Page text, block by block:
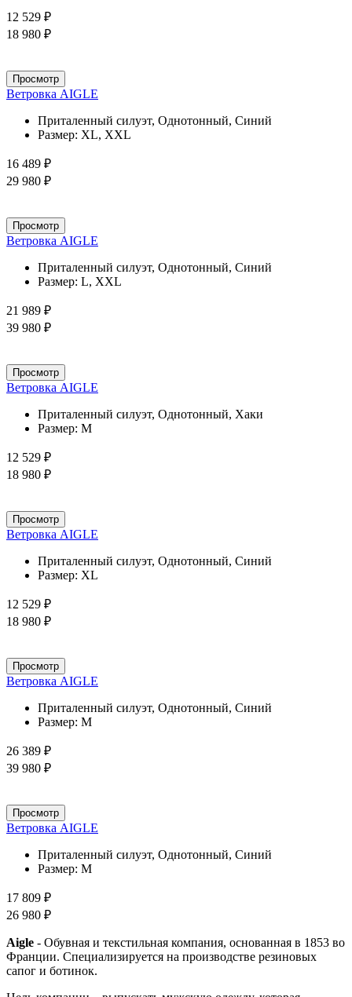
12 529 ₽
18 980 ₽
Просмотр
Ветровка AIGLE
Приталенный силуэт, Однотонный, Синий
Размер: XL, XXL
16 489 ₽
29 980 ₽
Просмотр
Ветровка AIGLE
Приталенный силуэт, Однотонный, Синий
Размер: L, XXL
21 989 ₽
39 980 ₽
Просмотр
Ветровка AIGLE
Приталенный силуэт, Однотонный, Хаки
Размер: M
12 529 ₽
18 980 ₽
Просмотр
Ветровка AIGLE
Приталенный силуэт, Однотонный, Синий
Размер: XL
12 529 ₽
18 980 ₽
Просмотр
Ветровка AIGLE
Приталенный силуэт, Однотонный, Синий
Размер: M
26 389 ₽
39 980 ₽
Просмотр
Ветровка AIGLE
Приталенный силуэт, Однотонный, Синий
Размер: M
17 809 ₽
26 980 ₽
Aigle - Обувная и текстильная компания, основанная в 1853 во
Франции. Cпециализируется на производстве резиновых
сапог и ботинок.